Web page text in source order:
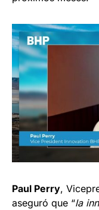
Paul Perry,
aseguró que “la